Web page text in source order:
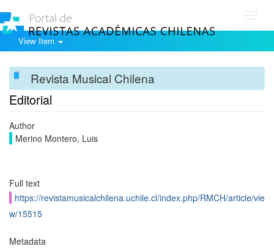
View Item
Revista Musical Chilena
Editorial
Author
Merino Montero, Luis
Full text
https://revistamusicalchilena.uchile.cl/index.php/RMCH/article/vie
w/15515
Metadata